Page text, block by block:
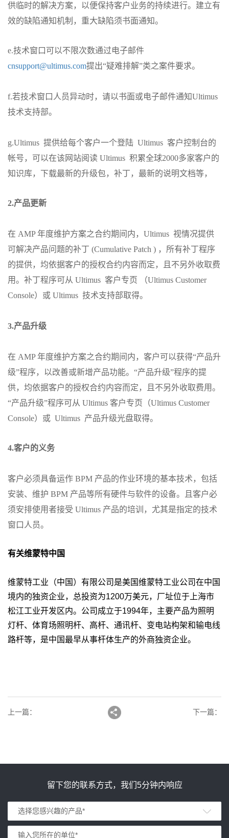
供临时的解决方案，以便保持客户业务的持续进行。建立有
效的缺陷通知机制，重大缺陷须书面通知。
e.技术窗口可以不限次数通过电子邮件
cnsupport@ultimus.com提出“疑难排解”类之案件要求。
f.若技术窗口人员异动时，请以书面或电子邮件通知Ultimus
技术支持部。
g.Ultimus 提供给每个客户一个登陆 Ultimus 客户控制台的
帐号，可以在该网站阅读 Ultimus 积累全球2000多家客户的
知识库，下载最新的升级包，补丁，最新的说明文档等，
2.产品更新
在 AMP 年度维护方案之合约期间内，Ultimus 视情况提供
可解决产品问题的补丁 (Cumulative Patch ) ，所有补丁程序
的提供，均依据客户的授权合约内容而定，且不另外收取费
用。补丁程序可从 Ultimus 客户专页 （Ultimus Customer
Console）或 Ultimus 技术支持部取得。
3.产品升级
在 AMP 年度维护方案之合约期间内，客户可以获得“产品升
级”程序，以改善或新增产品功能。“产品升级”程序的提
供，均依据客户的授权合约内容而定，且不另外收取费用。
“产品升级”程序可从 Ultimus 客户专页（Ultimus Customer
Console）或 Ultimus 产品升级光盘取得。
4.客户的义务
客户必须具备运作 BPM 产品的作业环境的基本技术，包括
安装、维护 BPM 产品等所有硬件与软件的设备。且客户必
须安排使用者接受 Ultimus 产品的培训，尤其是指定的技术
窗口人员。
有关维蒙特中国
维蒙特工业（中国）有限公司是美国维蒙特工业公司在中国
境内的独资企业，总投资为1200万美元，厂址位于上海市
松江工业开发区内。公司成立于1994年，主要产品为照明
灯杆、体育场照明杆、高杆、通讯杆、变电站构架和输电线
路杆等，是中国最早从事杆体生产的外商独资企业。
上一篇 ： 下一篇 ：
留下您的联系方式，我们5分钟内响应